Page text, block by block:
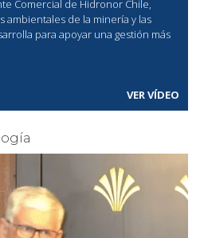
Comercial de Hidronor Chile,
ambientales de la minería y las
para apoyar una gestión más
VER VÍDEO